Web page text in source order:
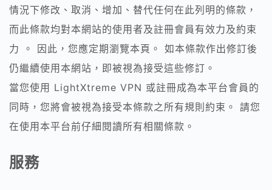
情況下修改、取消、增加、替代任何在此列明的條款，
而此條款均對本網站的使用者及註冊會員有效力及約束
力 。 因此，您應定期瀏覽本頁。 如本條款作出修訂後
仍繼續使用本網站，即被視為接受這些修訂。
當您使用 LightXtreme VPN 或註冊成為本平台會員的
同時，您將會被視為接受本條款之所有規則約束。 請您
在使用本平台前仔細閱讀所有相關條款。
服務